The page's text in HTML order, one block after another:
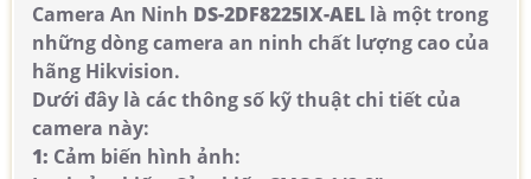
Camera An Ninh DS-2DF8225IX-AEL là một trong
những dòng camera an ninh chất lượng cao của
hãng Hikvision.
Dưới đây là các thông số kỹ thuật chi tiết của
camera này:
1: Cảm biến hình ảnh: